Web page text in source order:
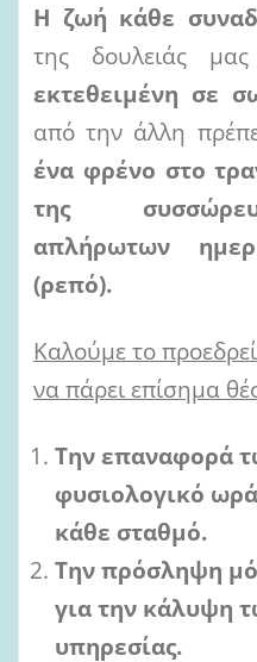
Η ζωή κάθε
της δουλειάς
εκτεθειμένη σε
από την άλλη
ένα φρένο στο
της
απλήρωτων
(ρεπό).
Καλούμε το
να πάρει επίσημα
Την επαναφορά
φυσιολογικό
κάθε σταθμό.
Την πρόσληψη
για την κάλυψη
υπηρεσίας.